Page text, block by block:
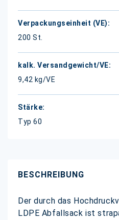
200 St.
9,42 kg/VE
Typ 60
BESCHREIBUNG
Der durch das
LDPE Abfallsack ist